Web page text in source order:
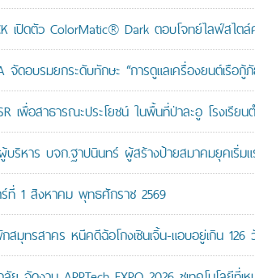
เปิดตัว ColorMatic® Dark ตอบโจทย์ไลฟ์สไต
อบรมยกระดับทักษะ “การดูแลเครื่องยนต์เรือกู้
พื่อสาธารณะประโยชน์ ในพื้นที่ป่าละอู โรงเรียนต
ริหาร บจก.ฐาปนินทร์ ผู้สร้างป้ายสมาคมยุคเริ่
ร์ที่ 1 สิงหาคม พุทธศักราช 2569
มุทรสาคร หนีคดีฉ้อโกงเซินเจิ้น-แอบอยู่เกิน 126